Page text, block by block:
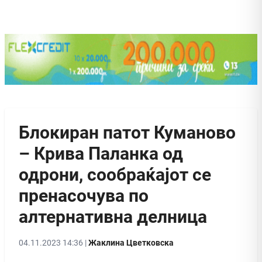
Блокиран патот Куманово
– Крива Паланка од
одрони, сообраќајот се
пренасочува по
алтернативна делница
04.11.2023 14:36 |Жаклина Цветковска